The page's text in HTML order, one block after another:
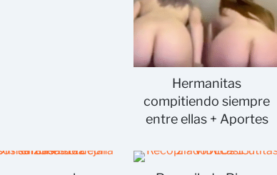
Hermanitas
compitiendo siempre
entre ellas + Aportes